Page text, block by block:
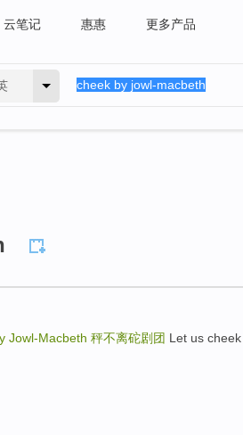
云笔记 惠惠 更多产品
Jowl-Macbeth 秤不离砣剧团 Let us